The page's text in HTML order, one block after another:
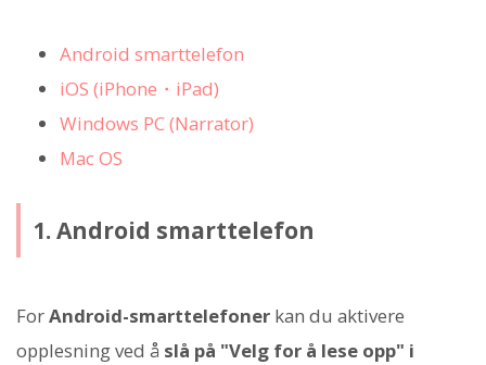
Android smarttelefon
iOS (iPhone・iPad)
Windows PC (Narrator)
Mac OS
1. Android smarttelefon
ForAndroid-smarttelefoner kan du aktivere
opplesning ved å slå på "Velg for å lese opp" i